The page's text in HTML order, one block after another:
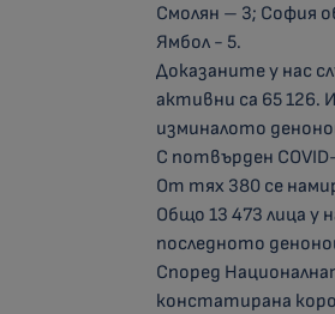
Смолян – 3; София
Ямбол - 5.
Доказаните у нас
активни са 65 126.
изминалото
С потвърден
От тях 380 се
Общо 13 473 лица у
последното
Според
констатирана